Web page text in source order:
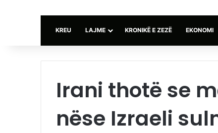
KREU LAJME KRONIKË E ZEZË EKONOMI
Irani thotë se
nëse Izraeli